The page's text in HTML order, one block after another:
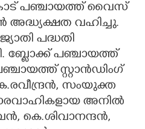
പഞ്ചായത്ത് വൈസ്
അദ്ധ്യക്ഷത വഹിച്ചു.
പദ്ധതി
ബ്ലോക്ക് പഞ്ചായത്ത്
സ്റ്റാൻഡിംഗ്
സംയുക്ത
അനിൽ
കെ.ശിവാനന്ദൻ,